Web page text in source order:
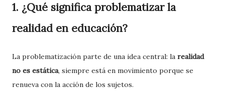
1. ¿Qué significa problematizar la
realidad en educación?
La problematización parte de una idea central: la realidad
no es estática, siempre está en movimiento porque se
renueva con la acción de los sujetos.